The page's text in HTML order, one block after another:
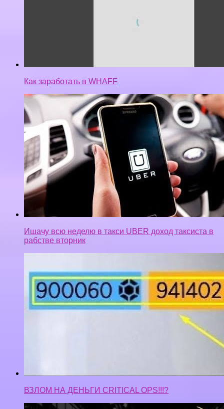
Как заработать в WHAFF
Ишачу всю неделю в такси UBER доход таксиста в
рабстве вторник
ВЗЛОМ НА ДЕНЬГИ CRITICAL OPS!!!?